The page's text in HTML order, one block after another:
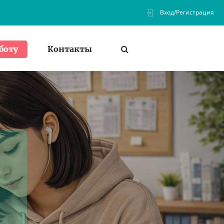
Вход/Регистрация
Контакты